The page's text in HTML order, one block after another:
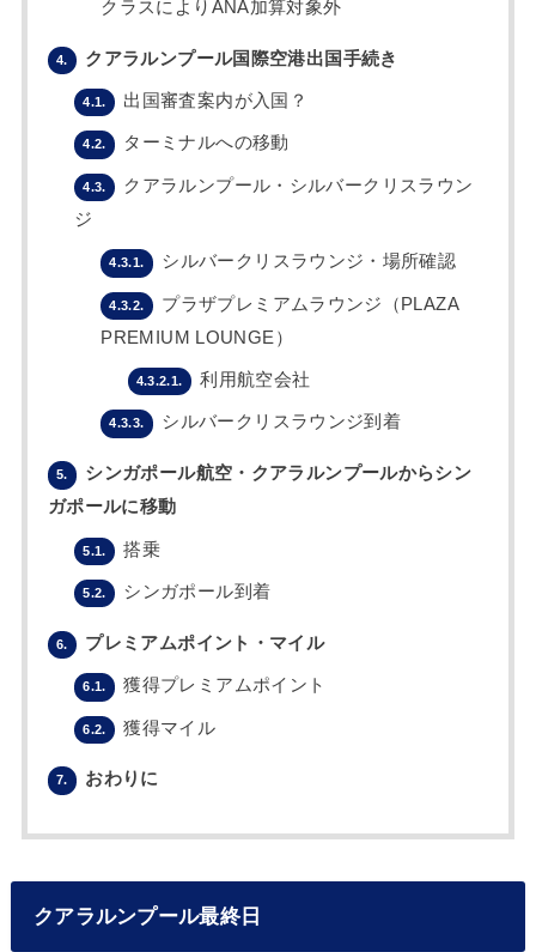
クラスによりANA加算対象外
4. クアラルンプール国際空港出国手続き
4.1. 出国審査案内が入国？
4.2. ターミナルへの移動
4.3.
クアラルンプール・シルバークリスラウン
ジ
4.3.1. シルバークリスラウンジ・場所確認
4.3.2.
プラザプレミアムラウンジ（PLAZA
PREMIUM LOUNGE）
4.3.2.1. 利用航空会社
4.3.3. シルバークリスラウンジ到着
5.
シンガポール航空・クアラルンプールからシン
ガポールに移動
5.1. 搭乗
5.2. シンガポール到着
6. プレミアムポイント・マイル
6.1. 獲得プレミアムポイント
6.2. 獲得マイル
7. おわりに
クアラルンプール最終日